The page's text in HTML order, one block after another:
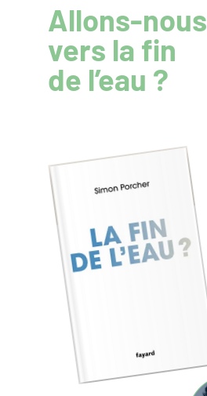
Allons-nous
vers la fin
de l’eau ?